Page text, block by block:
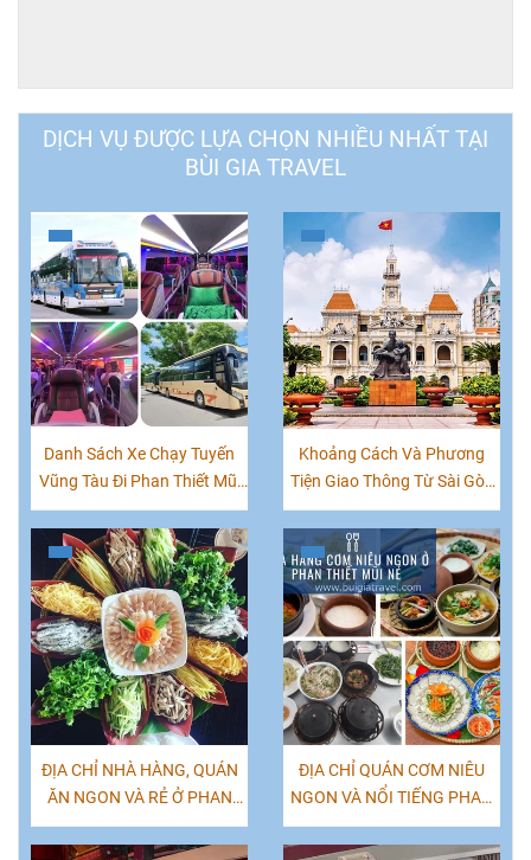
DỊCH VỤ ĐƯỢC LỰA CHỌN NHIỀU NHẤT TẠI
BÙI GIA TRAVEL
Danh Sách Xe Chạy Tuyến
Vũng Tàu Đi Phan Thiết Mũi
Né
Khoảng Cách Và Phương
Tiện Giao Thông Từ Sài Gòn
'TPHCM' Đến Các Tỉnh Việt
Nam
ĐỊA CHỈ NHÀ HÀNG, QUÁN
ĂN NGON VÀ RẺ Ở PHAN
THIẾT - MŨI NÉ
ĐỊA CHỈ QUÁN CƠM NIÊU
NGON VÀ NỔI TIẾNG PHAN
THIẾT MŨI NÉ